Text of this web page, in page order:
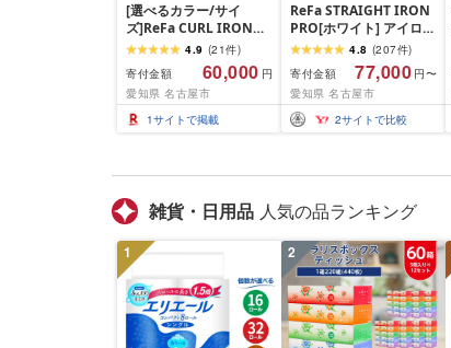
[選べるカラー/サイ
ズ]ReFa CURL IRON
PRO(ホワイト or ブラッ
ク/19mm・26mm・
32mm・38mm)| リフ
ァ カールアイロン 海外
対応 ヘアアイロン コテ
め
4.9 (21件)
寄付金額
60,000 円
愛知県 名古屋市
1サイトで掲載
ReFa STRAIGHT IRON
PRO[ホワイト] アイロン
家電 美容 リファ アイロ
4.8 (207件)
寄付金額
77,000 円〜
愛知県 名古屋市
2サイトで比較
雑貨・日用品 人気の品ランキング
1 2